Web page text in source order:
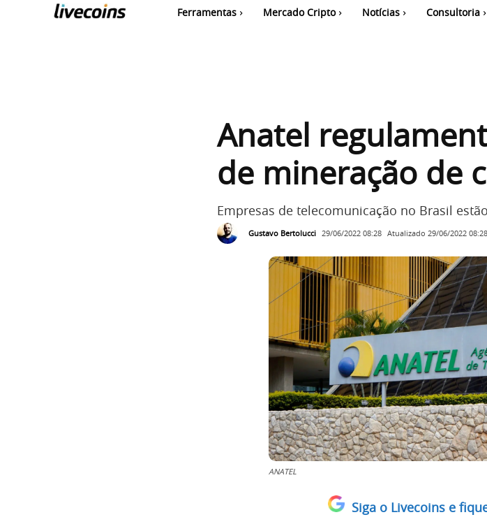
Ferramentas Mercado Cripto Notícias Consultoria
Anatel
de mineração de
Empresas de telecomunicação no Brasil
Gustavo Bertolucci 29/06/2022 08:28 Atualizado 29/06/2022 08:28
ANATEL
Siga o Livecoins e